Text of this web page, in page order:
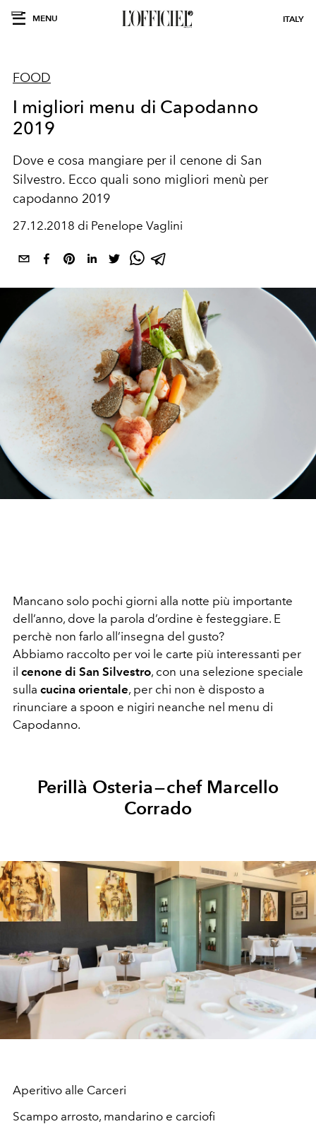
MENU ITALY
FOOD
I migliori menu di Capodanno
2019
Dove e cosa mangiare per il cenone di San
Silvestro. Ecco quali sono migliori menù per
capodanno 2019
27.12.2018 di Penelope Vaglini
Mancano solo pochi giorni alla notte più importante
dell’anno, dove la parola d’ordine è festeggiare. E
perchè non farlo all’insegna del gusto?
Abbiamo raccolto per voi le carte più interessanti per
il cenone di San Silvestro, con una selezione speciale
sulla cucina orientale, per chi non è disposto a
rinunciare a spoon e nigiri neanche nel menu di
Capodanno.
Perillà Osteria — chef Marcello
Corrado
Aperitivo alle Carceri
Scampo arrosto, mandarino e carciofi